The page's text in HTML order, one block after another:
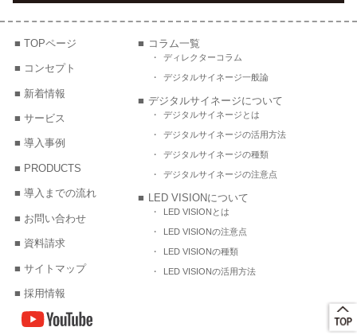
TOPページ
コンセプト
新着情報
サービス
導入事例
PRODUCTS
導入までの流れ
お問い合わせ
資料請求
サイトマップ
採用情報
コラム一覧
ディレクターコラム
デジタルサイネージ一般論
デジタルサイネージについて
デジタルサイネージとは
デジタルサイネージの活用方法
デジタルサイネージの種類
デジタルサイネージの注意点
LED VISIONについて
LED VISIONとは
LED VISIONの注意点
LED VISIONの種類
LED VISIONの活用方法